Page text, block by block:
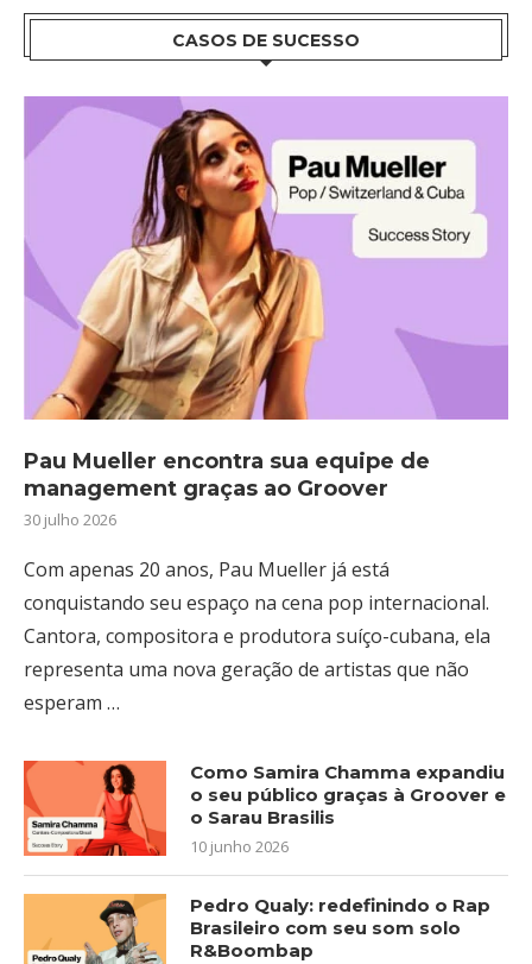
CASOS DE SUCESSO
Pau Mueller encontra sua equipe de
management graças ao Groover
30 julho 2026
Com apenas 20 anos, Pau Mueller já está
conquistando seu espaço na cena pop internacional.
Cantora, compositora e produtora suíço-cubana, ela
representa uma nova geração de artistas que não
esperam …
Como Samira Chamma expandiu
o seu público graças à Groover e
o Sarau Brasilis
10 junho 2026
Pedro Qualy: redefinindo o Rap
Brasileiro com seu som solo
R&Boombap